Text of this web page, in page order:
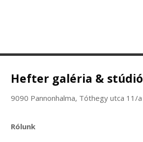
Hefter galéria & stúdió
9090 Pannonhalma, Tóthegy utca 11/a
Rólunk